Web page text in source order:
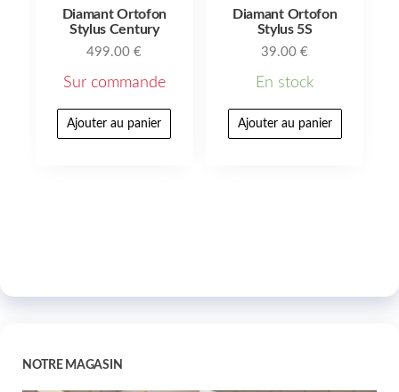
Diamant Ortofon
Stylus Century
499.00€
Sur commande
Ajouter au panier
Diamant Ortofon
Stylus 5S
39.00€
En stock
Ajouter au panier
NOTRE MAGASIN